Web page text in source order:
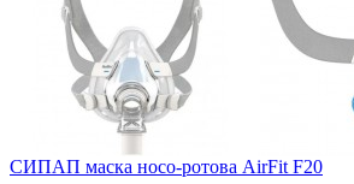
СИПАП маска носо-ротова AirFit F20